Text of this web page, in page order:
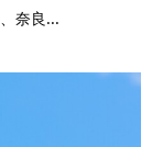
奈良...